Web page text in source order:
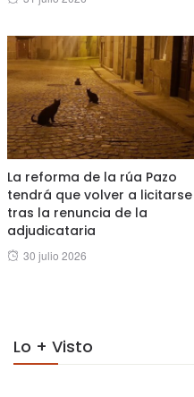
La reforma de la rúa Pazo
tendrá que volver a licitarse
tras la renuncia de la
adjudicataria
Posted
30 julio 2026
Lo + Visto